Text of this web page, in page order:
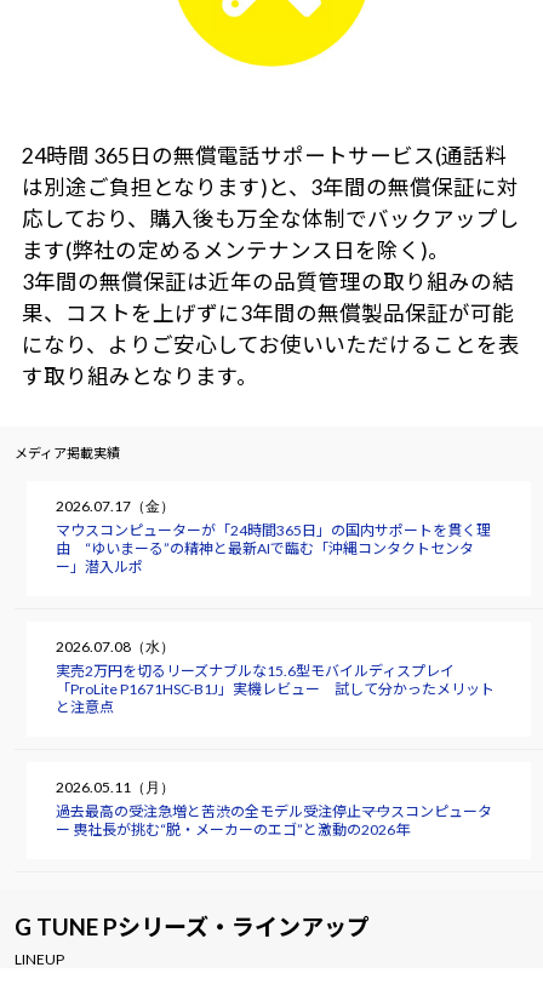
24時間 365日の無償電話サポートサービス(通話料
は別途ご負担となります)と、3年間の無償保証に対
応しており、購入後も万全な体制でバックアップし
ます(弊社の定めるメンテナンス日を除く)。
3年間の無償保証は近年の品質管理の取り組みの結
果、コストを上げずに3年間の無償製品保証が可能
になり、よりご安心してお使いいただけることを表
す取り組みとなります。
メディア掲載実績
2026.07.17（金）
マウスコンピューターが「24時間365日」の国内サポートを貫く理
由 “ゆいまーる”の精神と最新AIで臨む「沖縄コンタクトセンタ
ー」潜入ルポ
2026.07.08（水）
実売2万円を切るリーズナブルな15.6型モバイルディスプレイ
「ProLite P1671HSC-B1J」実機レビュー 試して分かったメリット
と注意点
2026.05.11（月）
過去最高の受注急増と苦渋の全モデル受注停止――マウスコンピュータ
ー 軣社長が挑む“脱・メーカーのエゴ”と激動の2026年
G TUNE Pシリーズ・ラインアップ
LINEUP